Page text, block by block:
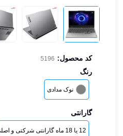
کد محصول: 5196
رنگ
نوک مدادی
گارانتی
12 یا 18 ماه گارانتی شرکتی و اصلی